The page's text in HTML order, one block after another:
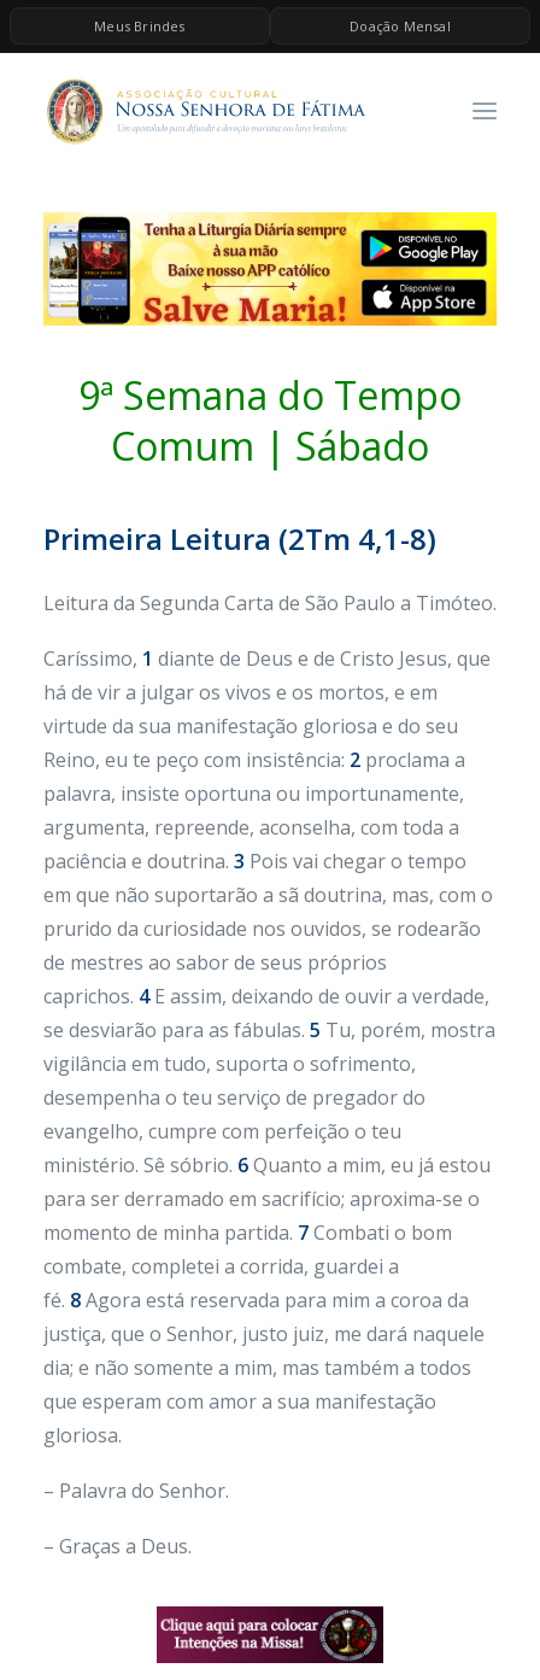
Meus Brindes Doação Mensal
HOME
A ASSOCIAÇÃO
ESPIRITUALIDADE
AS MELHORES MÚSICAS CATÓLICAS
BRINDES
9ª Semana do Tempo
Comum | Sábado
Primeira Leitura (2Tm 4,1-8)
Leitura da Segunda Carta de São Paulo a Timóteo.
Caríssimo, 1 diante de Deus e de Cristo Jesus, que
há de vir a julgar os vivos e os mortos, e em
virtude da sua manifestação gloriosa e do seu
Reino, eu te peço com insistência: 2 proclama a
palavra, insiste oportuna ou importunamente,
argumenta, repreende, aconselha, com toda a
paciência e doutrina. 3 Pois vai chegar o tempo
em que não suportarão a sã doutrina, mas, com o
prurido da curiosidade nos ouvidos, se rodearão
de mestres ao sabor de seus próprios
caprichos. 4E assim, deixando de ouvir a verdade,
se desviarão para as fábulas. 5 Tu, porém, mostra
vigilância em tudo, suporta o sofrimento,
desempenha o teu serviço de pregador do
evangelho, cumpre com perfeição o teu
ministério. Sê sóbrio. 6Quanto a mim, eu já estou
para ser derramado em sacrifício; aproxima-se o
momento de minha partida. 7Combati o bom
combate, completei a corrida, guardei a
fé. 8Agora está reservada para mim a coroa da
justiça, que o Senhor, justo juiz, me dará naquele
dia; e não somente a mim, mas também a todos
que esperam com amor a sua manifestação
gloriosa.
– Palavra do Senhor.
– Graças a Deus.